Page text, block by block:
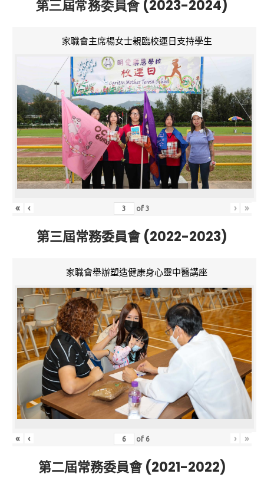
第三屆常務委員會 (2023-2024)
家職會主席楊女士親臨校運日支持學生
« ‹ of3 › »
第三屆常務委員會 (2022-2023)
家職會舉辦塑造健康身心靈中醫講座
« ‹ of 6 › »
第二屆常務委員會 (2021-2022)